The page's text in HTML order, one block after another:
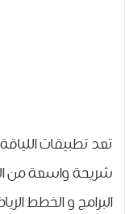
تعد تطبيقات
شريحة واسعة من
البرامج و الخطط